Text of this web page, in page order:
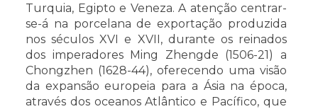
Turquia, Egipto e Veneza. A atenção centrar-
se-á na porcelana de exportação produzida
nos séculos XVI e XVII, durante os reinados
dos imperadores Ming Zhengde (1506-21) a
Chongzhen (1628-44), oferecendo uma visão
da expansão europeia para a Ásia na época,
através dos oceanos Atlântico e Pacífico, que